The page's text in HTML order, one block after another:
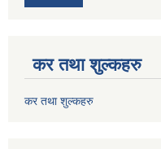
कर तथा शुल्कहरु
कर तथा शुल्कहरु